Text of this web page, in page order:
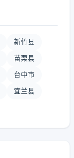
新竹县
苗栗县
台中市
宜兰县